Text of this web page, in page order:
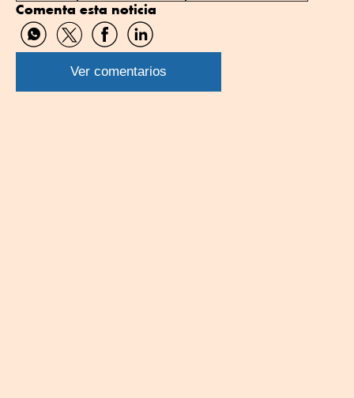
Comenta esta noticia
Compartir
por
WhatsApp
Compartir
por
Twitter
Compartir
por
Facebook
Compartir
por
Linkedin
Ver comentarios